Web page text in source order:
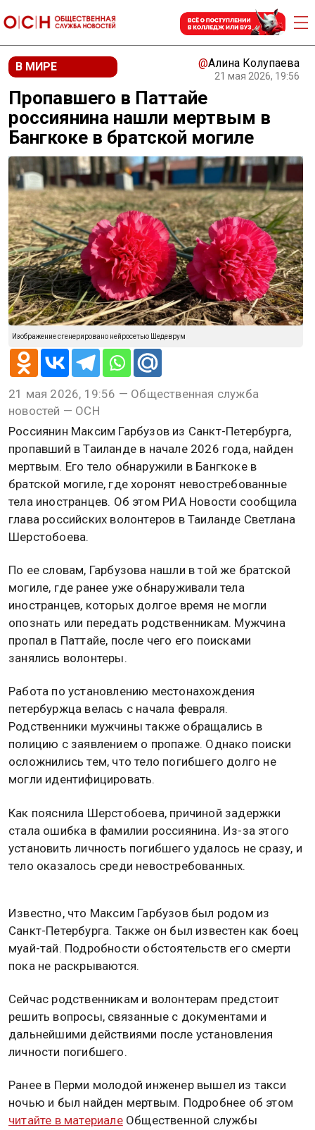
В МИРЕ @Алина Колупаева
21 мая 2026, 19:56
Пропавшего в Паттайе
россиянина нашли мертвым в
Бангкоке в братской могиле
Изображение сгенерировано нейросетью Шедеврум
21 мая 2026, 19:56 — Общественная служба
новостей — ОСН
Россиянин Максим Гарбузов из Санкт-Петербурга,
пропавший в Таиланде в начале 2026 года, найден
мертвым. Его тело обнаружили в Бангкоке в
братской могиле, где хоронят невостребованные
тела иностранцев. Об этом РИА Новости сообщила
глава российских волонтеров в Таиланде Светлана
Шерстобоева.
По ее словам, Гарбузова нашли в той же братской
могиле, где ранее уже обнаруживали тела
иностранцев, которых долгое время не могли
опознать или передать родственникам. Мужчина
пропал в Паттайе, после чего его поисками
занялись волонтеры.
Работа по установлению местонахождения
петербуржца велась с начала февраля.
Родственники мужчины также обращались в
полицию с заявлением о пропаже. Однако поиски
осложнились тем, что тело погибшего долго не
могли идентифицировать.
Как пояснила Шерстобоева, причиной задержки
стала ошибка в фамилии россиянина. Из-за этого
установить личность погибшего удалось не сразу, и
тело оказалось среди невостребованных.
Известно, что Максим Гарбузов был родом из
Санкт-Петербурга. Также он был известен как боец
муай-тай. Подробности обстоятельств его смерти
пока не раскрываются.
Сейчас родственникам и волонтерам предстоит
решить вопросы, связанные с документами и
дальнейшими действиями после установления
личности погибшего.
Ранее в Перми молодой инженер вышел из такси
ночью и был найден мертвым. Подробнее об этом
читайте в материалеОбщественной службы